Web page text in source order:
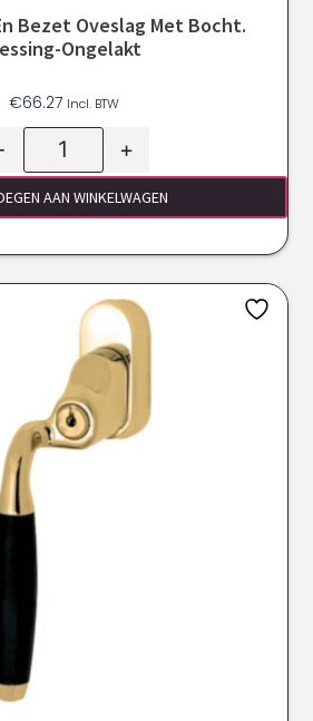
Bezet Oveslag Met Bocht.
Ongelakt
€66.27 Incl. BTW
+
AAN WINKELWAGEN